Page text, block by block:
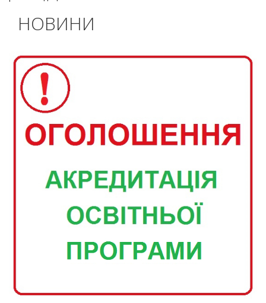
НОВИНИ